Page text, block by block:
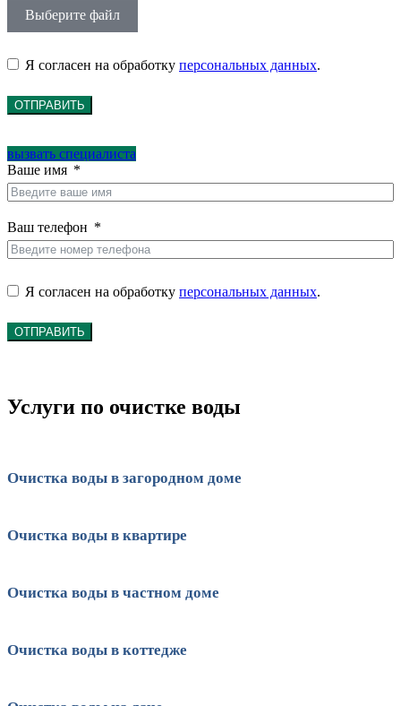
Выберите файл
Я согласен на обработку персональных данных.
ОТПРАВИТЬ
вызвать специалиста
Ваше имя
Ваш телефон
Я согласен на обработку персональных данных.
ОТПРАВИТЬ
Услуги по очистке воды
Очистка воды в загородном доме
Очистка воды в квартире
Очистка воды в частном доме
Очистка воды в коттедже